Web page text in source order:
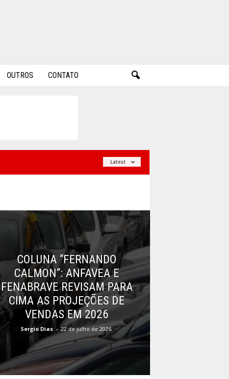
OUTROS CONTATO
Latest
COLUNA “FERNANDO
CALMON”: ANFAVEA E
FENABRAVE REVISAM PARA
CIMA AS PROJEÇÕES DE
VENDAS EM 2026
Sergio Dias - 22 de julho de 2026